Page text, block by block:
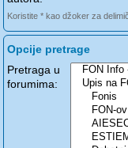
Koristite * kao džoker za
Opcije pretrage
Pretraga u
forumima: